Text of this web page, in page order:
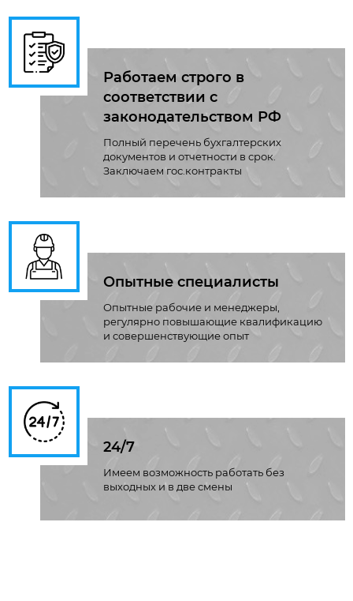
Работаем строго в
соответствии с
законодательством РФ
Полный перечень бухгалтерских
документов и отчетности в срок.
Заключаем гос.контракты
Опытные специалисты
Опытные рабочие и менеджеры,
регулярно повышающие квалификацию
и совершенствующие опыт
24/7
Имеем возможность работать без
выходных и в две смены